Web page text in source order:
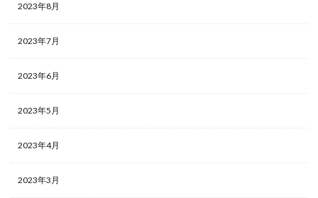
2023年8月
2023年7月
2023年6月
2023年5月
2023年4月
2023年3月